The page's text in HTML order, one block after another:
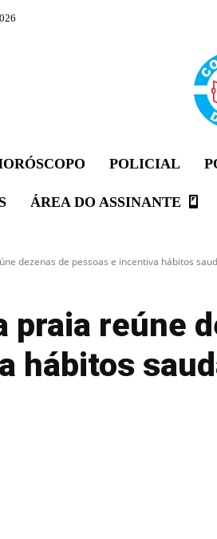
POLICIAL
ÁREA DO ASSINANTE
dezenas de pessoas e incentiva hábitos
praia reúne
hábitos